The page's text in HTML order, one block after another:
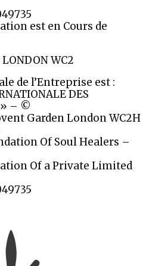
est en Cours de
WC2
de l’Entreprise est :
DES
» – ©
Garden London WC2H
Of Soul Healers –
Of a Private Limited